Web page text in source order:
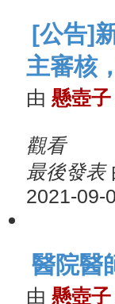
[公告]
主審核
由 懸壺子
觀看
最後發表
2021-09-
醫院醫
由 懸壺子